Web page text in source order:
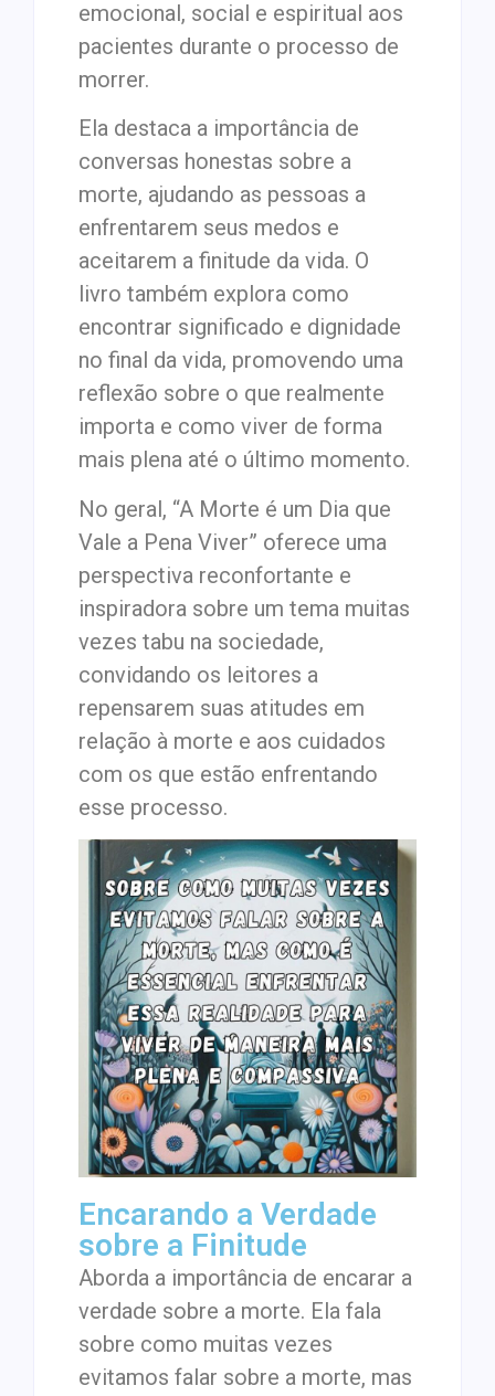
emocional, social e espiritual aos
pacientes durante o processo de
morrer.
Ela destaca a importância de
conversas honestas sobre a
morte, ajudando as pessoas a
enfrentarem seus medos e
aceitarem a finitude da vida. O
livro também explora como
encontrar significado e dignidade
no final da vida, promovendo uma
reflexão sobre o que realmente
importa e como viver de forma
mais plena até o último momento.
No geral, “A Morte é um Dia que
Vale a Pena Viver” oferece uma
perspectiva reconfortante e
inspiradora sobre um tema muitas
vezes tabu na sociedade,
convidando os leitores a
repensarem suas atitudes em
relação à morte e aos cuidados
com os que estão enfrentando
esse processo.
Encarando a Verdade
sobre a Finitude
Aborda a importância de encarar a
verdade sobre a morte. Ela fala
sobre como muitas vezes
evitamos falar sobre a morte, mas